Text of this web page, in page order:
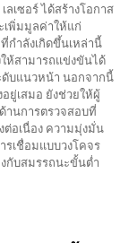
เซอร์ ได้สร้างโอกาส
พิ่มมูลค่าให้แก่
กำลังเกิดขึ้นเหล่านี้
ห้สามารถแข่งขันได้
ดับแนวหน้า นอกจากนี้
ยู่เสมอ ยังช่วยให้ผู้
านการตรวจสอบที่
ต่อเนื่อง ความมุ่งมั่น
รเชื่อมแบบวงโคจร
กับสมรรถนะขั้นต่ำ